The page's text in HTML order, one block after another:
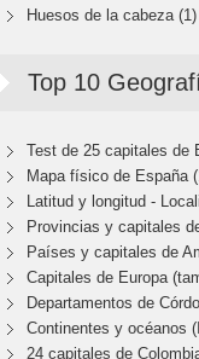
Huesos de la cabeza (1)
Top 10
Test de 25 capitales de
Mapa físico de España
Latitud y longitud -
Provincias y capitales
Países y capitales de
Capitales de Europa
Departamentos de
Continentes y océanos
24 capitales de